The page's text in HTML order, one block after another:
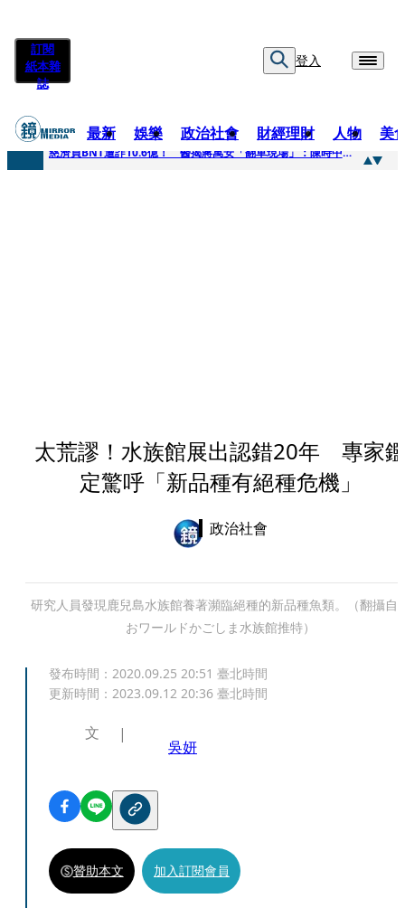
訂閱
紙本雜
誌
登入
最新 娛樂 政治社會 財經理財 人物 美
快訊
慈濟買BNT遭詐10.6億！ 醫揭蔣萬安「翻車現場」：陳時中當年是阻止被騙
太荒謬！水族館展出認錯20年 專家
定驚呼「新品種有絕種危機」
政治社會
研究人員發現鹿兒島水族館養著瀕臨絕種的新品種魚類。（翻攝自
おワールドかごしま水族館推特）
發布時間： 2020.09.25 20:51 臺北時間
更新時間： 2023.09.12 20:36 臺北時間
文
吳妍
贊助本文 加入訂閱會員